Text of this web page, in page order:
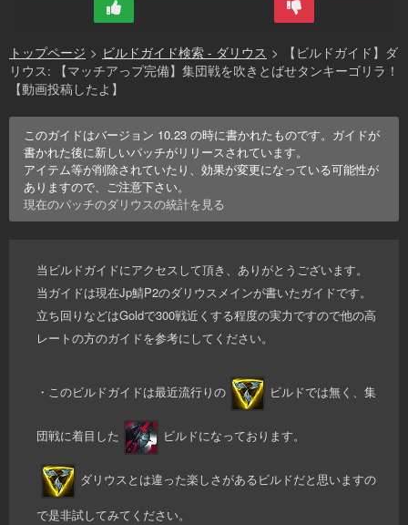
トップページ > ビルドガイド検索 - ダリウス >
【ビルドガイド】ダ
リウス: 【マッチアっプ完備】集団戦を吹きとばせタンキーゴリラ！
【動画投稿したよ】
このガイドはバージョン 10.23 の時に書かれたものです。ガイドが
書かれた後に新しいパッチがリリースされています。
アイテム等が削除されていたり、効果が変更になっている可能性が
ありますので、ご注意下さい。
現在のパッチのダリウスの統計を見る
当ビルドガイドにアクセスして頂き、ありがとうございます。
当ガイドは現在Jp鯖P2のダリウスメインが書いたガイドです。
立ち回りなどはGoldで300戦近くする程度の実力ですので他の高
レートの方のガイドを参考にしてください。
・このビルドガイドは最近流行りの ビルドでは無く、集
団戦に着目した ビルドになっております。
ダリウスとは違った楽しさがあるビルドだと思いますの
で是非試してみてください。